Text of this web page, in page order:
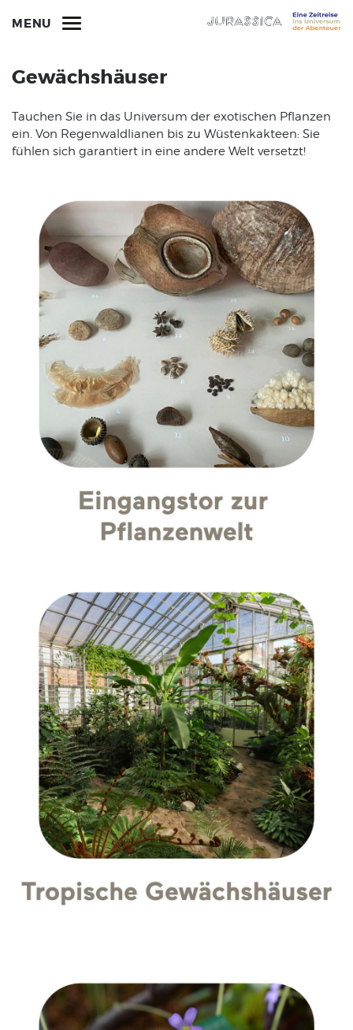
MENU
Gewächshäuser
Tauchen Sie in das Universum der exotischen Pflanzen
ein. Von Regenwaldlianen bis zu Wüstenkakteen: Sie
fühlen sich garantiert in eine andere Welt versetzt!